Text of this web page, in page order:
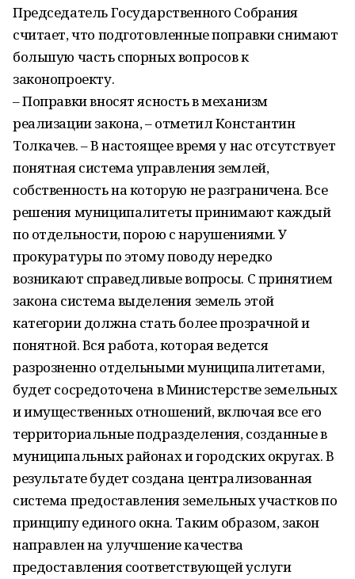
Председатель Государственного Собрания
считает, что подготовленные поправки снимают
большую часть спорных вопросов к
законопроекту.
– Поправки вносят ясность в механизм
реализации закона, – отметил Константин
Толкачев. – В настоящее время у нас отсутствует
понятная система управления землей,
собственность на которую не разграничена. Все
решения муниципалитеты принимают каждый
по отдельности, порою с нарушениями. У
прокуратуры по этому поводу нередко
возникают справедливые вопросы. С принятием
закона система выделения земель этой
категории должна стать более прозрачной и
понятной. Вся работа, которая ведется
разрозненно отдельными муниципалитетами,
будет сосредоточена в Министерстве земельных
и имущественных отношений, включая все его
территориальные подразделения, созданные в
муниципальных районах и городских округах. В
результате будет создана централизованная
система предоставления земельных участков по
принципу единого окна. Таким образом, закон
направлен на улучшение качества
предоставления соответствующей услуги